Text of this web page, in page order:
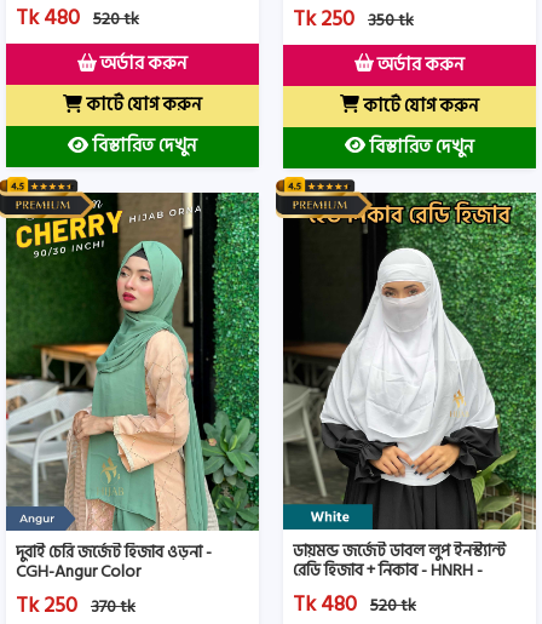
Tk 480 520 tk
অর্ডার করুন
কার্টে যোগ করুন
বিস্তারিত দেখুন
Tk 250 350 tk
অর্ডার করুন
কার্টে যোগ করুন
বিস্তারিত দেখুন
দুবাই চেরি জর্জেট হিজাব ওড়না -
CGH-Angur Color
Tk 250 370 tk
ডায়মন্ড জর্জেট ডাবল লুপ ইনস্ট্যান্ট
রেডি হিজাব + নিকাব - HNRH -
White- Color
Tk 480 520 tk